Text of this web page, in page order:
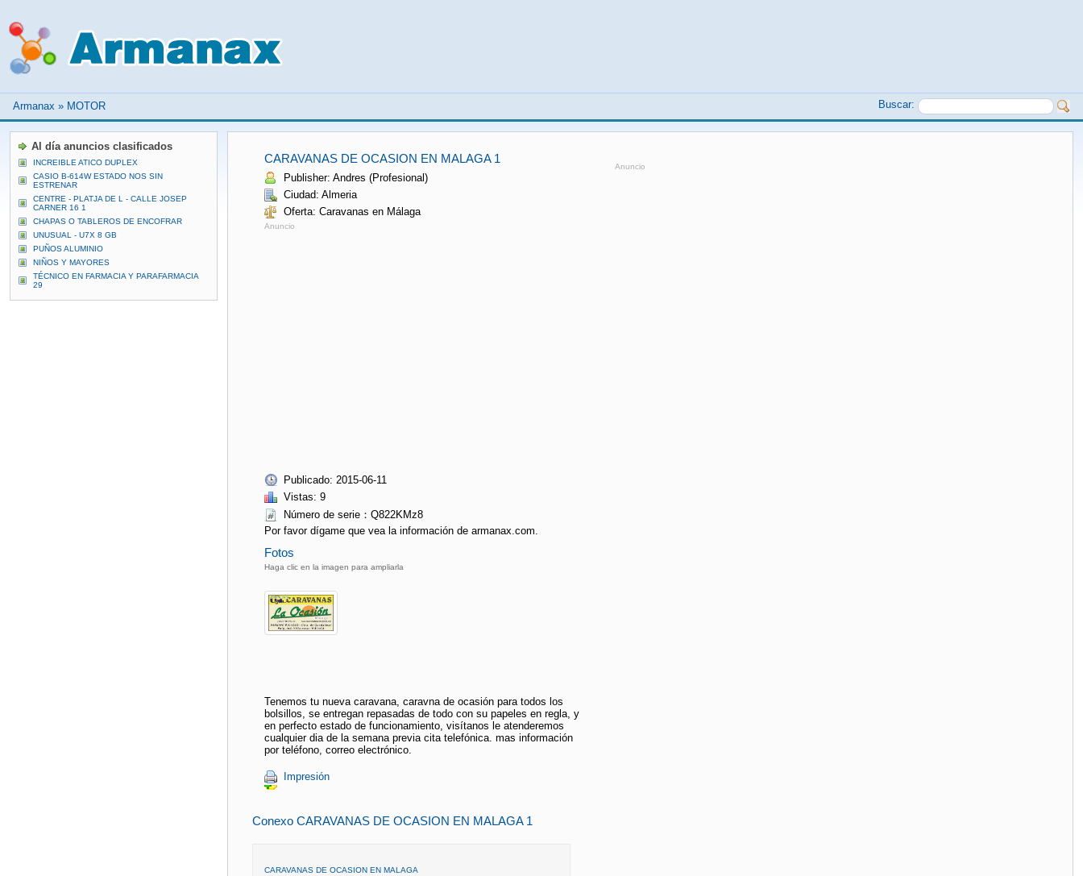
Armanax » MOTOR Buscar:
CARAVANAS DE OCASION EN MALAGA 1
Publisher: Andres (Profesional)
Ciudad: Almeria
Oferta: Caravanas en Málaga
Anuncio
Publicado: 2015-06-11
Vistas: 9
Número de serie：Q822KMz8
Por favor dígame que vea la información de armanax.com.
Fotos
Haga clic en la imagen para ampliarla
Tenemos tu nueva caravana, caravna de ocasión para todos los
bolsillos, se entregan repasadas de todo con su papeles en regla, y
en perfecto estado de funcionamiento, visítanos le atenderemos
cualquier dia de la semana previa cita telefónica. mas información
por teléfono, correo electrónico.
Impresión
Anuncio
Conexo CARAVANAS DE OCASION EN MALAGA 1
CARAVANAS DE OCASION EN MALAGA
Al día anuncios clasificados
INCREIBLE ATICO DUPLEX
CASIO B-614W ESTADO NOS SIN
ESTRENAR
CENTRE - PLATJA DE L - CALLE JOSEP
CARNER 16 1
CHAPAS O TABLEROS DE ENCOFRAR
UNUSUAL - U7X 8 GB
PUÑOS ALUMINIO
NIÑOS Y MAYORES
TÉCNICO EN FARMACIA Y PARAFARMACIA
29